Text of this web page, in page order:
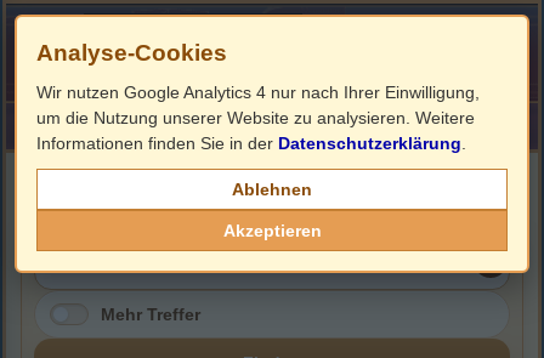
HOME ImpressumLinks
Alexei Jawdokimov
Mehr Treffer
Analyse-Cookies
Wir nutzen Google Analytics 4 nur nach Ihrer Einwilligung,
um die Nutzung unserer Website zu analysieren. Weitere
Informationen finden Sie in der Datenschutzerklärung
Ablehnen
Akzeptieren